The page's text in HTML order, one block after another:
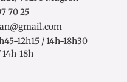
70 25
12h15 / 14h-18h30
18h